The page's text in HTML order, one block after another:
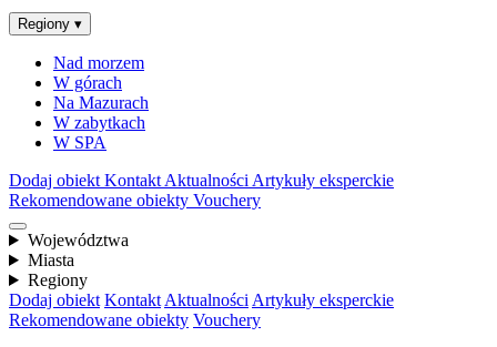
Regiony ▾
Nad morzem
W górach
Na Mazurach
W zabytkach
W SPA
Dodaj obiekt Kontakt Aktualności Artykuły eksperckie
Rekomendowane obiekty Vouchery
Województwa
Miasta
Regiony
Dodaj obiekt Kontakt Aktualności Artykuły eksperckie
Rekomendowane obiekty Vouchery